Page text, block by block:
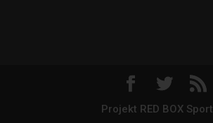
Projekt RED BOX Sport